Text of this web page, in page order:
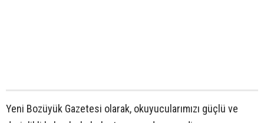
Yeni Bozüyük Gazetesi olarak, okuyucularımızı güçlü ve